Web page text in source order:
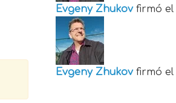
Evgeny Zhukov firmó el
Evgeny Zhukov firmó el